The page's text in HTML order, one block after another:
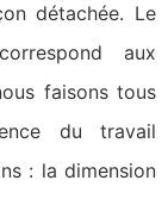
détachée. Le
aux
faisons tous
du travail
: la dimension